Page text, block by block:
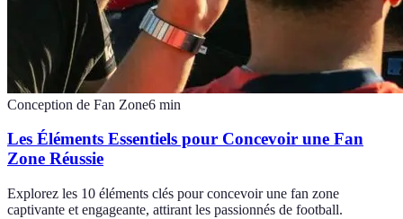
Conception de Fan Zone6 min
Les Éléments Essentiels pour Concevoir une Fan
Zone Réussie
Explorez les 10 éléments clés pour concevoir une fan zone
captivante et engageante, attirant les passionnés de football.